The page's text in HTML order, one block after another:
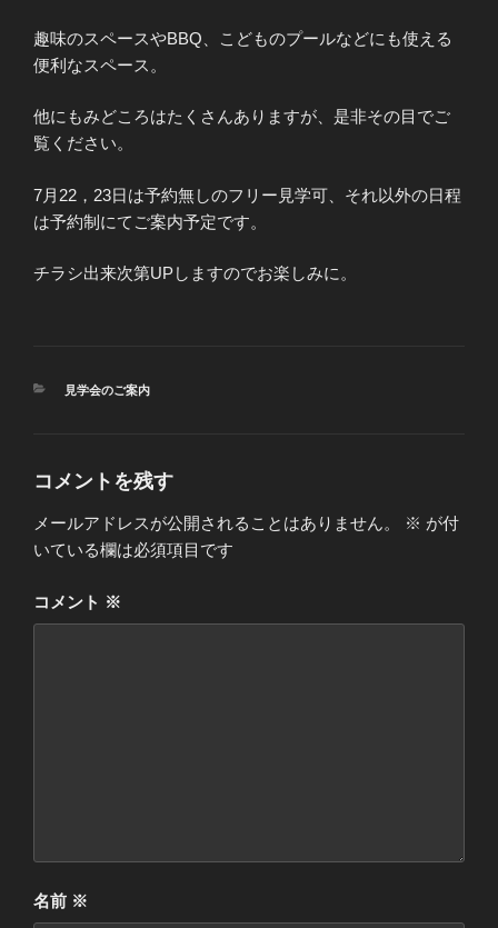
趣味のスペースやBBQ、こどものプールなどにも使える
便利なスペース。
他にもみどころはたくさんありますが、是非その目でご
覧ください。
7月22，23日は予約無しのフリー見学可、それ以外の日程
は予約制にてご案内予定です。
チラシ出来次第UPしますのでお楽しみに。
カ
見学会のご案内
コメントを残す
メールアドレスが公開されることはありません。 ※ が付
いている欄は必須項目です
コメント ※
名前 ※